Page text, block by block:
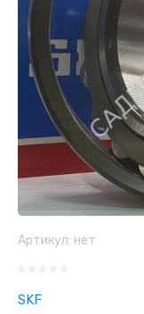
Артикул: нет
SKF